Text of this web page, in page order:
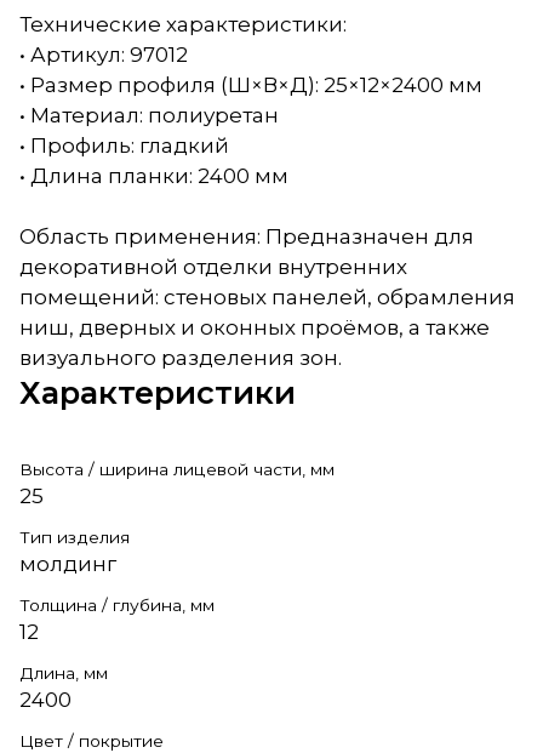
Технические характеристики:
• Артикул: 97012
• Размер профиля (Ш×В×Д): 25×12×2400 мм
• Материал: полиуретан
• Профиль: гладкий
• Длина планки: 2400 мм
Область применения: Предназначен для
декоративной отделки внутренних
помещений: стеновых панелей, обрамления
ниш, дверных и оконных проёмов, а также
визуального разделения зон.
Характеристики
Высота / ширина лицевой части, мм
25
Тип изделия
молдинг
Толщина / глубина, мм
12
Длина, мм
2400
Цвет / покрытие